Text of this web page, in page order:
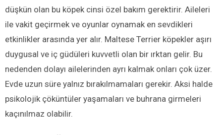
düşkün olan bu köpek cinsi özel bakım gerektirir. Aileleri
ile vakit geçirmek ve oyunlar oynamak en sevdikleri
etkinlikler arasında yer alır. Maltese Terrier köpekler aşırı
duygusal ve iç güdüleri kuvvetli olan bir ırktan gelir. Bu
nedenden dolayı ailelerinden ayrı kalmak onları çok üzer.
Evde uzun süre yalnız bırakılmamaları gerekir. Aksi halde
psikolojik çöküntüler yaşamaları ve buhrana girmeleri
kaçınılmaz olabilir.